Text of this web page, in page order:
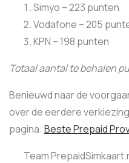
Simyo – 223 punten
Vodafone – 205
KPN – 198 punten
Totaal aantal te behalen
Benieuwd naar de
over de eerdere
pagina: Beste Prepaid
Team